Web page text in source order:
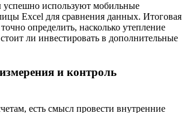
используют мобильные
Excel для сравнения данных. Итоговая
определить, насколько утепление
ли инвестировать в дополнительные
и контроль
есть смысл провести внутренние